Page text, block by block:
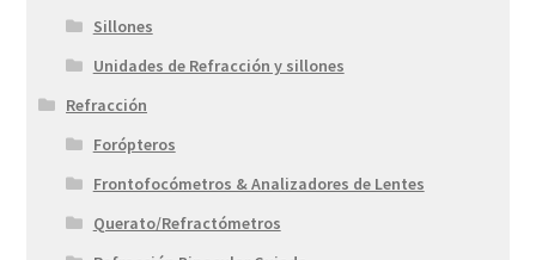
Sillones
Unidades de Refracción y sillones
Refracción
Forópteros
Frontofocómetros & Analizadores de Lentes
Querato/Refractómetros